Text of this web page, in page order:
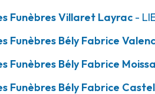
Fabrice - Beaumont-
Pin-ZI BORDEVILLE II-82500
Funèbres Villaret Layrac -
Funèbres Bély Fabrice
Funèbres Bély Fabrice
Funèbres Bély Fabrice